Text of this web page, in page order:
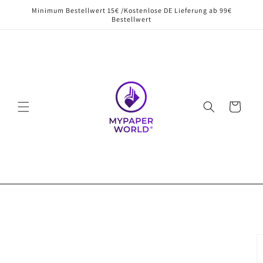
zumMinimum Bestellwert 15€ /Kostenlose DE Lieferung ab 99€
Bestellwert
Warenkorb